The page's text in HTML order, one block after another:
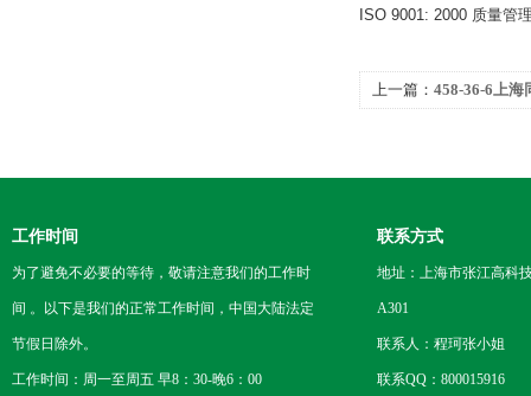
ISO 9001: 2000 质量管
上一篇： 458-36-6上海
工作时间
为了避免不必要的等待，敬请注意我们的工作时
间 。以下是我们的正常工作时间，中国大陆法定
节假日除外。
工作时间：周一至周五 早8：30-晚6：00
联系方式
地址：上海市张江高科
A301
联系人：程珂张小姐
联系QQ：800015916